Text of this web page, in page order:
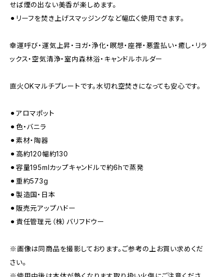
せば煙の出ない美香が楽しめます。
⚫︎リーフを焚き上げスマッジングなど幅広く使用できます。
幸運呼び・運気上昇・ヨガ・浄化・瞑想・座禅・悪霊払い・癒し・リラ
ックス・空気清浄・室内森林浴・キャンドルホルダー
直火OKマルチプレートです。水切れ空焚きになっても安心です。
⚫︎アロマポット
⚫︎色・バニラ
⚫︎素材・陶器
⚫︎高約120幅約130
⚫︎容量195mlカップキャンドルで約6hで蒸発
⚫︎重約573g
⚫︎製造国・日本
⚫︎販売元アップハドー
⚫︎責任管理元（株）バリフドウー
※画像は同商品を撮影しております。ご参考の上お買い求めくだ
さい。